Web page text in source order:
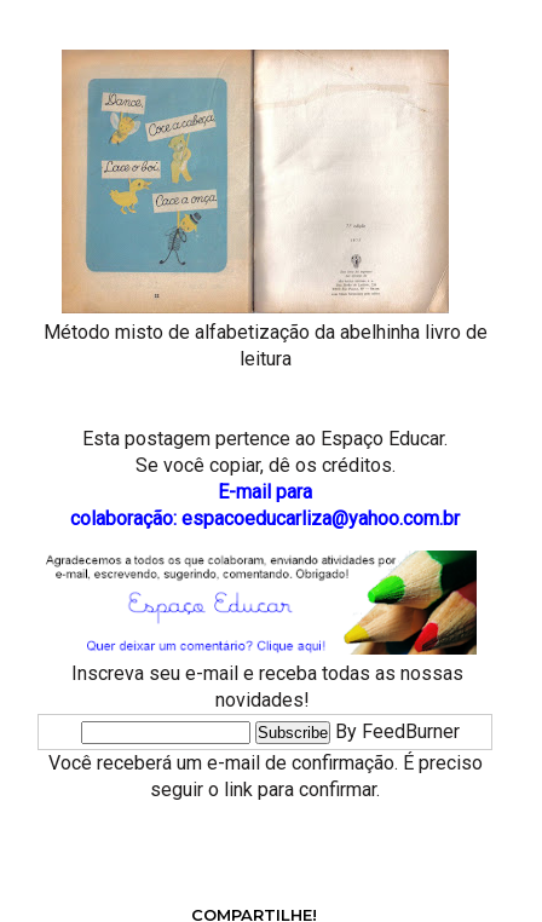
Método misto de alfabetização da abelhinha livro de
leitura
Esta postagem pertence ao Espaço Educar.
Se você copiar, dê os créditos.
E-mail para
colaboração: espacoeducarliza@yahoo.com.br
Inscreva seu e-mail e receba todas as nossas
novidades!
By FeedBurner
Você receberá um e-mail de confirmação. É preciso
seguir o link para confirmar.
COMPARTILHE!